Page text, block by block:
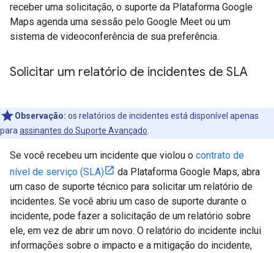
receber uma solicitação, o suporte da Plataforma Google
Maps agenda uma sessão pelo Google Meet ou um
sistema de videoconferência de sua preferência.
Solicitar um relatório de incidentes de SLA
Observação: os relatórios de incidentes está disponível apenas
para assinantes do Suporte Avançado
Se você recebeu um incidente que violou o contrato de
nível de serviço (SLA)
da Plataforma Google Maps, abra
um caso de suporte técnico para solicitar um relatório de
incidentes. Se você abriu um caso de suporte durante o
incidente, pode fazer a solicitação de um relatório sobre
ele, em vez de abrir um novo. O relatório do incidente inclui
informações sobre o impacto e a mitigação do incidente,